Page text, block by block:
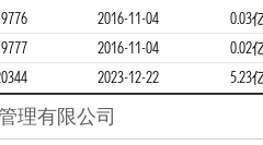
2016-11-04
0.03
2016-11-04
0.02
2023-12-22 5.23
理有限公司